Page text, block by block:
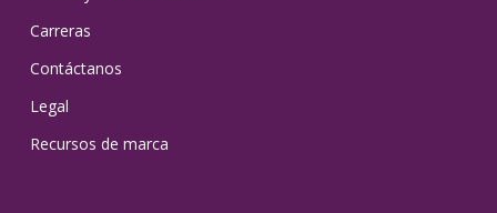
Carreras
Contáctanos
Legal
Recursos de marca